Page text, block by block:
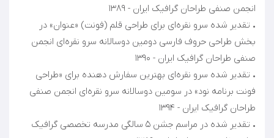
• تقدیر شده سرو نقره‌ای برای طراحی قلم (فونت) «عنوان» در
بخش طراحی حروف فارسی دومين دوسالانه سرو نقره‌ای انجمن
• تقدیر شده سرو نقره‌ای بهترین سفارش دهنده برای «طراحی
فونت برنامه نود» در سومين دوسالانه سرو نقره‌ای انجمن صنفی
• تقدیر شده در مراسم جشن ۵ سالگی مدرسه تخصصی گرافیک